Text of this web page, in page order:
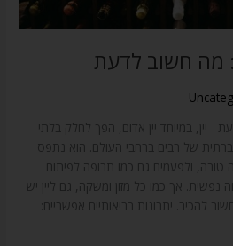
מה חשוב לדעת
יין, במיוחד יין אדום, הפך לחלק בלתי
של רבים ברחבי העולם. הוא נתפס
ולפעמים גם כמו תרופה לפיתוח
נפשית. אך כמו כל מזון ומשקה, גם ליין יש
להכיר. יתרונות בריאותיים אפשריים: